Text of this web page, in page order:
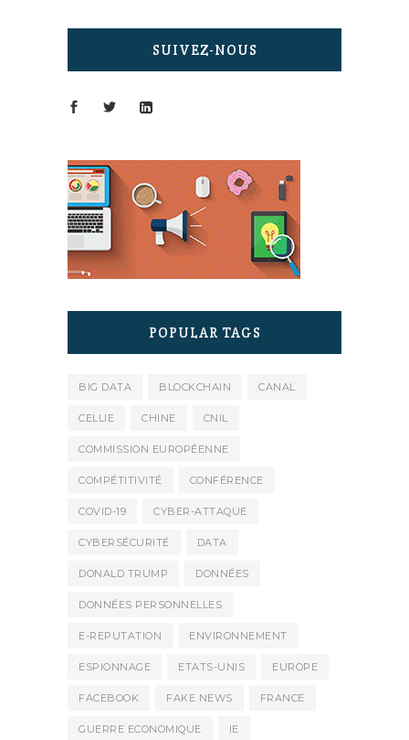
SUIVEZ-NOUS
POPULAR TAGS
BIG DATA BLOCKCHAIN CANAL
CELLIE CHINE CNIL
COMMISSION EUROPÉENNE
COMPÉTITIVITÉ CONFÉRENCE
COVID-19 CYBER-ATTAQUE
CYBERSÉCURITÉ DATA
DONALD TRUMP DONNÉES
DONNÉES PERSONNELLES
E-REPUTATION ENVIRONNEMENT
ESPIONNAGE ETATS-UNIS EUROPE
FACEBOOK FAKE NEWS FRANCE
GUERRE ECONOMIQUE IE